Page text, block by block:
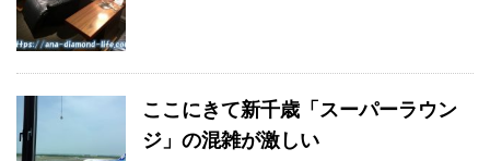
ここにきて新千歳「スーパーラウン
ジ」の混雑が激しい